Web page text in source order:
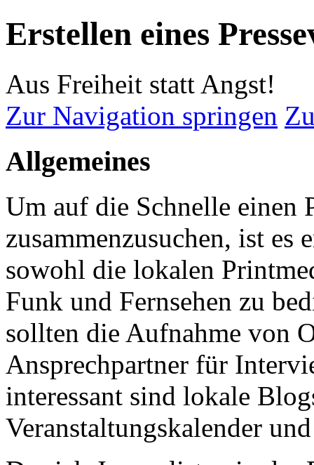
Erstellen eines
Aus Freiheit statt Angst!
Zur Navigation springen
Allgemeines
Um auf die Schnelle einen
zusammenzusuchen, ist es
sowohl die lokalen
Funk und Fernsehen zu
sollten die Aufnahme von
Ansprechpartner für
interessant sind lokale
Veranstaltungskalender